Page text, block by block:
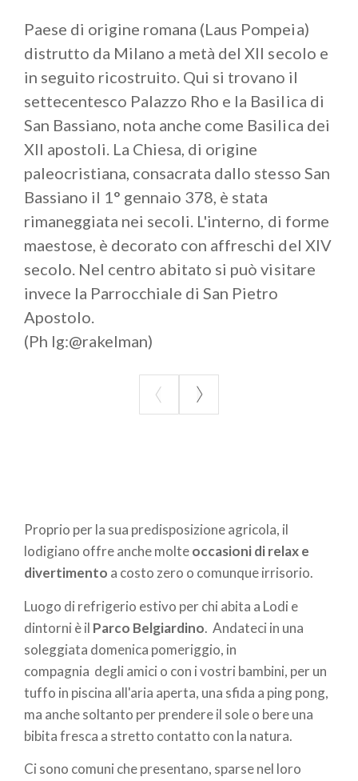
Paese di origine romana (Laus Pompeia)
distrutto da Milano a metà del XII secolo e
in seguito ricostruito. Qui si trovano il
settecentesco Palazzo Rho e la Basilica di
San Bassiano, nota anche come Basilica dei
XII apostoli. La Chiesa, di origine
paleocristiana, consacrata dallo stesso San
Bassiano il 1° gennaio 378, è stata
rimaneggiata nei secoli. L'interno, di forme
maestose, è decorato con affreschi del XIV
secolo. Nel centro abitato si può visitare
invece la Parrocchiale di San Pietro
Apostolo.
(Ph Ig:@rakelman)
Proprio per la sua predisposizione agricola, il
lodigiano offre anche molteoccasioni di relax e
divertimento a costo zero o comunque irrisorio.
Luogo di refrigerio estivo per chi abita a Lodi e
dintorni è il Parco Belgiardino. Andateci in una
soleggiata domenica pomeriggio, in
compagnia degli amici o con i vostri bambini, per un
tuffo in piscina all'aria aperta, una sfida a ping pong,
ma anche soltanto per prendere il sole o bere una
bibita fresca a stretto contatto con la natura.
Ci sono comuni che presentano, sparse nel loro